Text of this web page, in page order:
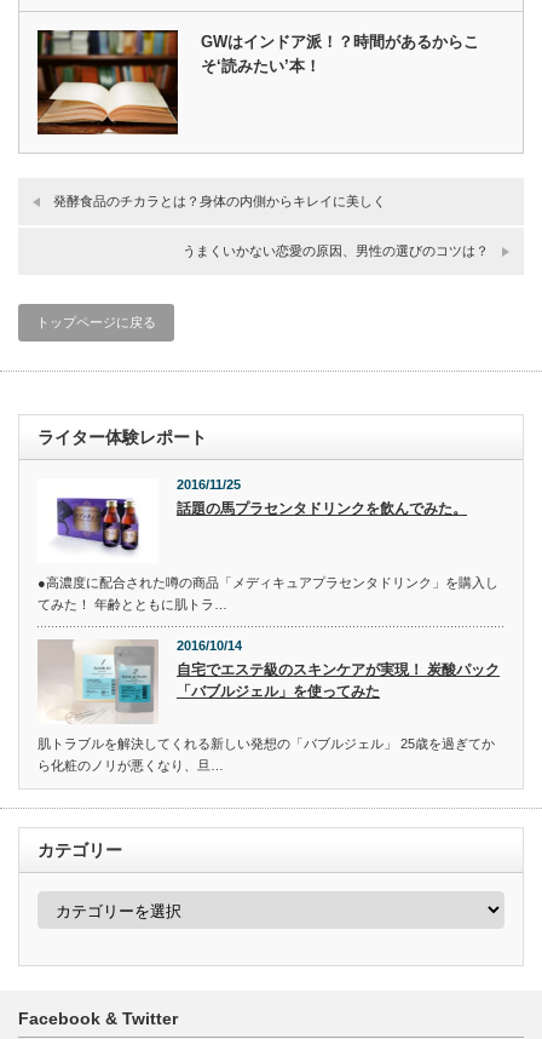
GWはインドア派！？時間があるからこ
そ‘読みたい’本！
発酵食品のチカラとは？身体の内側からキレイに美しく
うまくいかない恋愛の原因、男性の選びのコツは？
トップページに戻る
ライター体験レポート
2016/11/25
話題の馬プラセンタドリンクを飲んでみた。
●高濃度に配合された噂の商品「メディキュアプラセンタドリンク」を購入し
てみた！ 年齢とともに肌トラ…
2016/10/14
自宅でエステ級のスキンケアが実現！ 炭酸パック
「バブルジェル」を使ってみた
肌トラブルを解決してくれる新しい発想の「バブルジェル」 25歳を過ぎてか
ら化粧のノリが悪くなり、旦…
カテゴリー
Facebook & Twitter